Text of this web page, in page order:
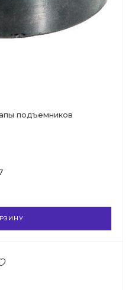
подъемников